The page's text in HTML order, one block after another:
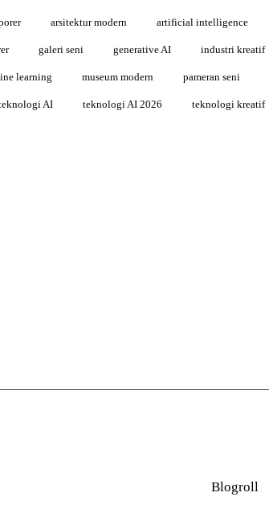
arsitektur modern artificial intelligence
galeri seni generative AI industri kreatif
learning museum modern pameran seni
AI teknologi AI 2026 teknologi kreatif
Blogroll